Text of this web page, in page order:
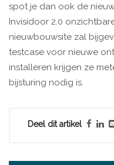
spot je dan ook de
Invisidoor 2.0
nieuwbouwsite zal
testcase voor nieuwe
installeren krijgen ze
bijsturing nodig is.
Deel dit artikel